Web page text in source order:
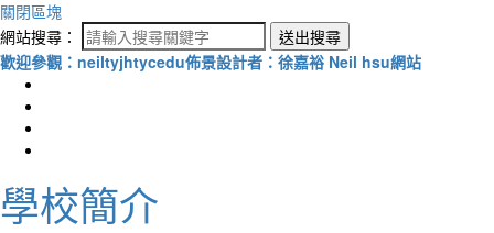
關閉區塊
網站搜尋：
送出搜尋
歡迎參觀：neiltyjhtycedu佈景設計者：徐嘉裕 Neil hsu網站
學校簡介